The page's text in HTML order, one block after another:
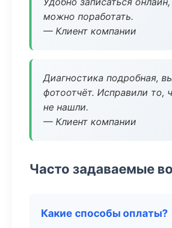
можно поработать.
— Клиент компании
Диагностика подробная,
фотоотчёт. Исправили то,
не нашли.
— Клиент компании
Часто задаваемые
Какие способы оплаты?